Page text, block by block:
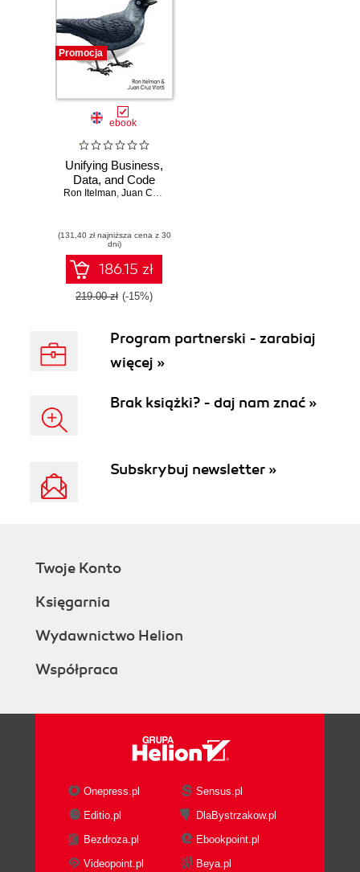
Promocja
ebook
Unifying Business,
Data, and Code
Ron Itelman, Juan Cruz Viotti
(131,40 zł najniższa cena z 30
dni)
186.15 zł
219.00 zł (-15%)
Program partnerski - zarabiaj
więcej »
Brak książki? - daj nam znać »
Subskrybuj newsletter »
Twoje Konto
Księgarnia
Wydawnictwo Helion
Współpraca
Onepress.pl
Sensus.pl
Editio.pl
DlaBystrzakow.pl
Bezdroza.pl
Ebookpoint.pl
Videopoint.pl
Beya.pl